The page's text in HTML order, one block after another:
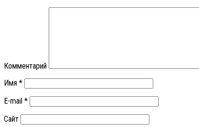
Комментарий
Имя *
E-mail *
Сайт